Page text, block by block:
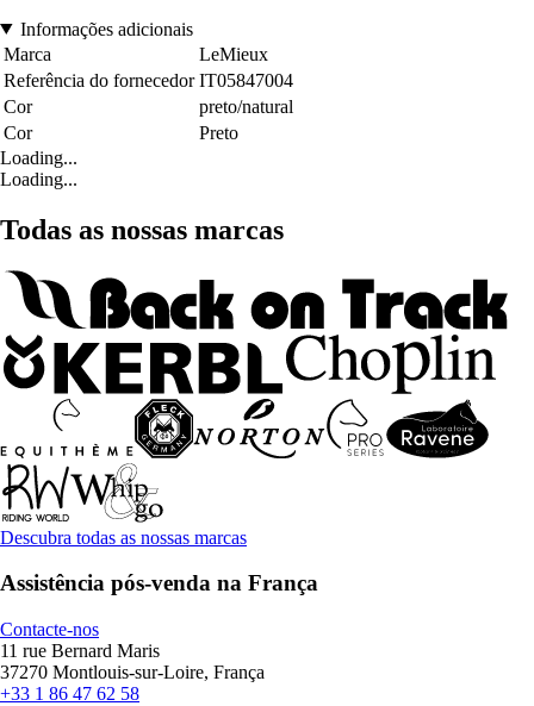
Informações adicionais
Marca
LeMieux
Referência do fornecedor IT05847004
Cor
preto/natural
Cor
Preto
Loading...
Loading...
Todas as nossas marcas
Descubra todas as nossas marcas
Assistência pós-venda na França
Contacte-nos
11 rue Bernard Maris
37270 Montlouis-sur-Loire, França
+33 1 86 47 62 58